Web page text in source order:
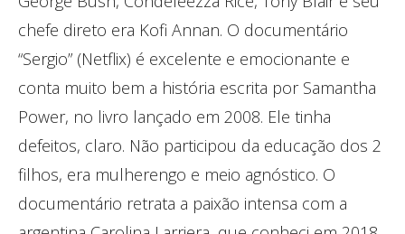
chefe direto era Kofi Annan. O documentário
“Sergio” (Netflix) é excelente e emocionante e
conta muito bem a história escrita por Samantha
Power, no livro lançado em 2008. Ele tinha
defeitos, claro. Não participou da educação dos 2
filhos, era mulherengo e meio agnóstico. O
documentário retrata a paixão intensa com a